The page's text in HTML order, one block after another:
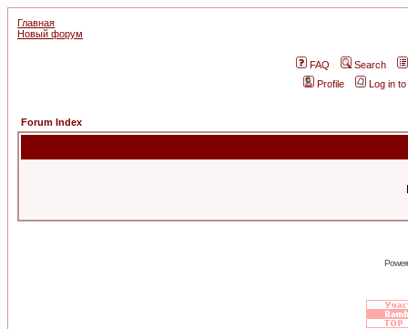
Главная
Новый форум
FAQ
Search
Profile
Log in
Forum Index